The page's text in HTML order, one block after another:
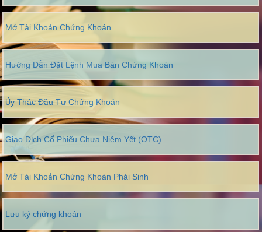
Mở Tài Khoản Chứng Khoán
Hướng Dẫn Đặt Lệnh Mua Bán Chứng Khoán
Ủy Thác Đầu Tư Chứng Khoán
Giao Dịch Cổ Phiếu Chưa Niêm Yết (OTC)
Mở Tài Khoản Chứng Khoán Phái Sinh
Lưu ký chứng khoán